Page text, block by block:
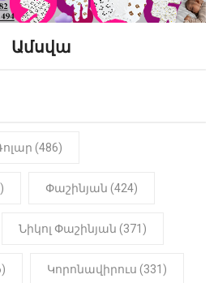
10:52
տալու փոխարեն
այս երկու
Իշխան
Փաշինյան
22:01
համար
Ամսվա
(486)
Փաշինյան (424)
Նիկոլ Փաշինյան (371)
Կորոնավիրուս (331)